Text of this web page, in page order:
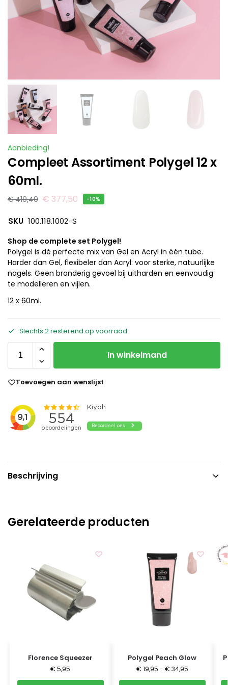
Aanbieding!
Compleet Assortiment Polygel 12 x
60ml.
€419,40 € 377,50 -10%
SKU 100.118.1002-S
Shop de complete set Polygel!
Polygel is dé perfecte mix van Gel en Acryl in één tube.
Harder dan Gel, flexibeler dan Acryl: voor sterke, natuurlijke
nagels. Geen branderig gevoel bij uitharden en eenvoudig
te modelleren en vijlen.
12 x 60ml.
Slechts 2 resterend op voorraad
In winkelmand
Toevoegen aan wenslijst
Beschrijving
Gerelateerde producten
Florence Squeezer
€ 5,95
Polygel Peach Glow
€ 19,95 - € 34,95